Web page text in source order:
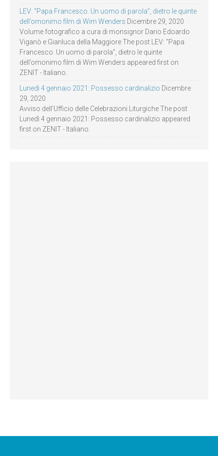
LEV: “Papa Francesco. Un uomo di parola”, dietro le quinte
dell’omonimo film di Wim Wenders Dicembre 29, 2020
Volume fotografico a cura di monsignor Dario Edoardo
Viganò e Gianluca della Maggiore The post LEV: “Papa
Francesco. Un uomo di parola”, dietro le quinte
dell’omonimo film di Wim Wenders appeared first on
ZENIT - Italiano.
Lunedì 4 gennaio 2021: Possesso cardinalizio Dicembre
29, 2020
Avviso dell’Ufficio delle Celebrazioni Liturgiche The post
Lunedì 4 gennaio 2021: Possesso cardinalizio appeared
first on ZENIT - Italiano.